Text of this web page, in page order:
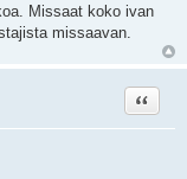
Missaat koko ivan
missaavan.
Lainaa